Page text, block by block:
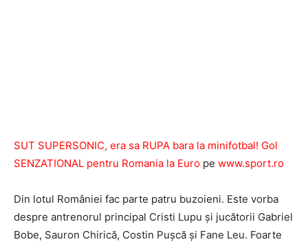
SUT SUPERSONIC, era sa RUPA bara la minifotbal! Gol
SENZATIONAL pentru Romania la Euro pe www.sport.ro
Din lotul României fac parte patru buzoieni. Este vorba
despre antrenorul principal Cristi Lupu şi jucătorii Gabriel
Bobe, Sauron Chirică, Costin Puşcă şi Fane Leu. Foarte